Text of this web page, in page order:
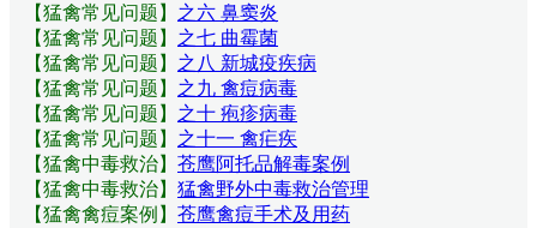
【猛禽常见问题 】 之六 鼻窦炎
【猛禽常见问题 】 之七 曲霉菌
【猛禽常见问题 】 之八 新城疫疾病
【猛禽常见问题 】 之九 禽痘病毒
【猛禽常见问题 】 之十 疱疹病毒
【猛禽常见问题 】 之十一 禽疟疾
【猛禽中毒救治】 苍鹰阿托品解毒案例
【猛禽中毒救治】 猛禽野外中毒救治管理
【猛禽禽痘案例】 苍鹰禽痘手术及用药